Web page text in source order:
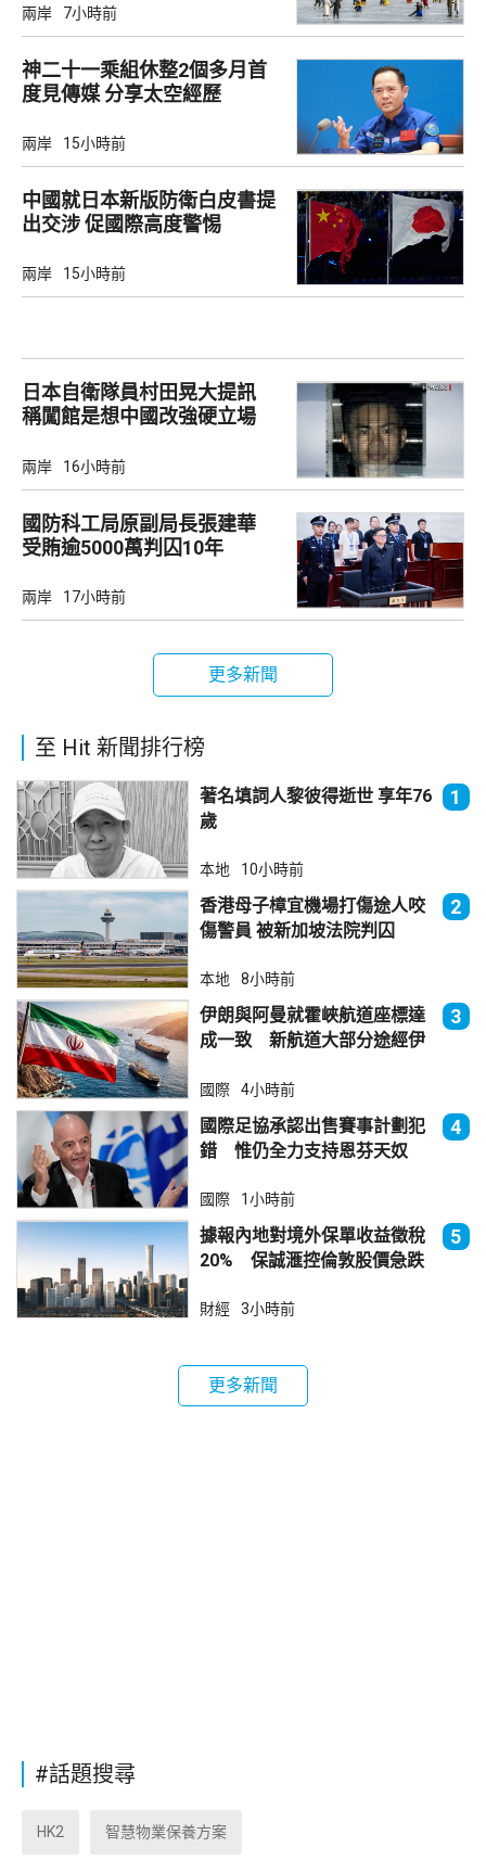
兩岸 7小時前
神二十一乘組休整2個多月首
度見傳媒 分享太空經歷
兩岸 15小時前
中國就日本新版防衛白皮書提
出交涉 促國際高度警惕
兩岸 15小時前
日本自衛隊員村田晃大提訊
稱闖館是想中國改強硬立場
兩岸 16小時前
國防科工局原副局長張建華
受賄逾5000萬判囚10年
兩岸 17小時前
更多新聞
至 Hit 新聞排行榜
著名填詞人黎彼得逝世 享年76
歲
1
本地 10小時前
香港母子樟宜機場打傷途人咬
傷警員 被新加坡法院判囚
2
本地 8小時前
伊朗與阿曼就霍峽航道座標達
成一致 新航道大部分途經伊
3
國際 4小時前
國際足協承認出售賽事計劃犯
錯 惟仍全力支持恩芬天奴
4
國際 1小時前
據報內地對境外保單收益徵稅
20% 保誠滙控倫敦股價急跌
5
財經 3小時前
更多新聞
#話題搜尋
HK2 智慧物業保養方案